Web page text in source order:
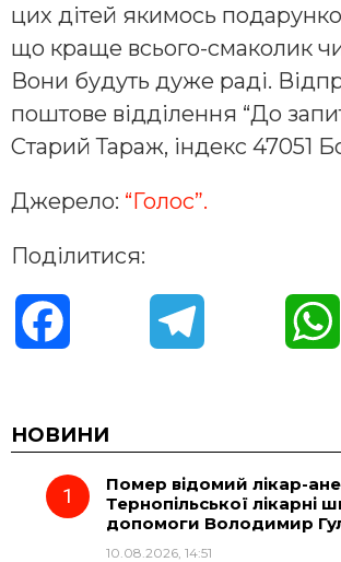
цих дітей якимось
що краще всього-смаколик
Вони будуть дуже раді.
поштове відділення “До
Старий Тараж, індекс 47051
Джерело: “Голос”.
Поділитися:
c
e e
НОВИНИ
Помер відомий лікар-
Тернопільської лікарні
допомоги Володимир
10.08.2026, 14:51